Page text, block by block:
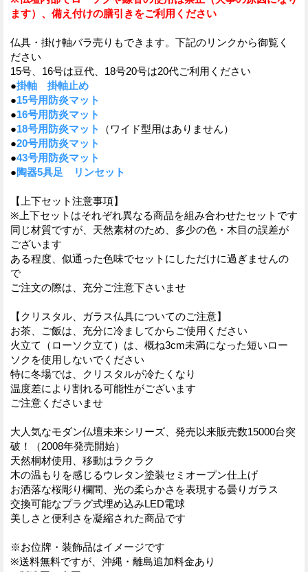
ます）、備え付けの膳引きをご利用ください
仏具・掛け軸バラ売りもできます。下記のリンクから御覧く
ださい
15号、16号は豆代、18号20号は20代ご利用ください
●掛軸
掛軸止め
●15号用防炎マット
●16号用防炎マット
●18号用防炎マット
（ワイド型用はありません）
●20号用防炎マット
●43号用防炎マット
●陶器5具足 リンセット
【上下セット注意事項】
※上下セットはそれぞれ異なる商品を組み合わせたセットです
同じ材質ですが、天然素材のため、多少の色・木目の誤差が
ございます
ある程度、似通った色味でセットにしただけに過ぎませんの
で
ご注文の際は、充分ご注意下さいませ
【クリスタル、ガラス仏具についてのご注意】
お茶、ご飯は、充分に冷ましてからご使用ください
火立て（ローソク立て）は、概ね3cm未満になった短いロー
ソクを使用しないでください
特に冬場では、クリスタルが冷たくなり
温度差により割れる可能性がございます
ご注意くださいませ
大人気なモダン仏壇未来シリーズ、発売以来販売数15000台突
破！（2008年発売開始）
天然桐材使用、移動はラクラク
木の温もりを感じるウレタン塗装セミオープン仕上げ
お洒落な桜彫り欄間、光の柔らかさを表現する曇りガラス
交換可能なプラグ式埋め込みLED電球
美しさと便利さを凝縮された商品です
※お位牌・装飾品はイメージです
※送料無料ですが、沖縄・離島追加料金あり